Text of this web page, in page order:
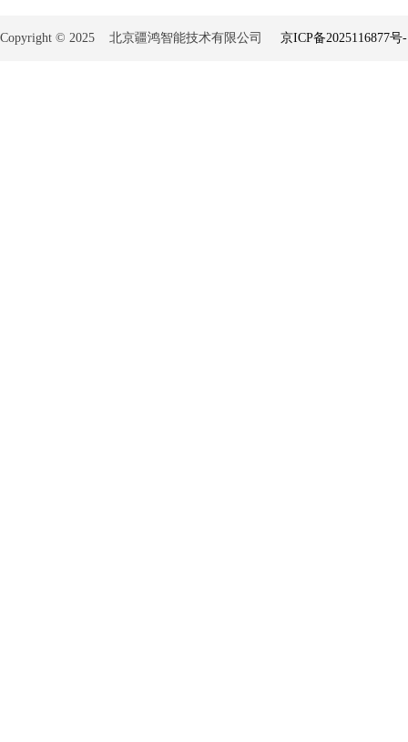
Copyright © 2025 北京疆鸿智能技术有限公司 京ICP备2025116877号